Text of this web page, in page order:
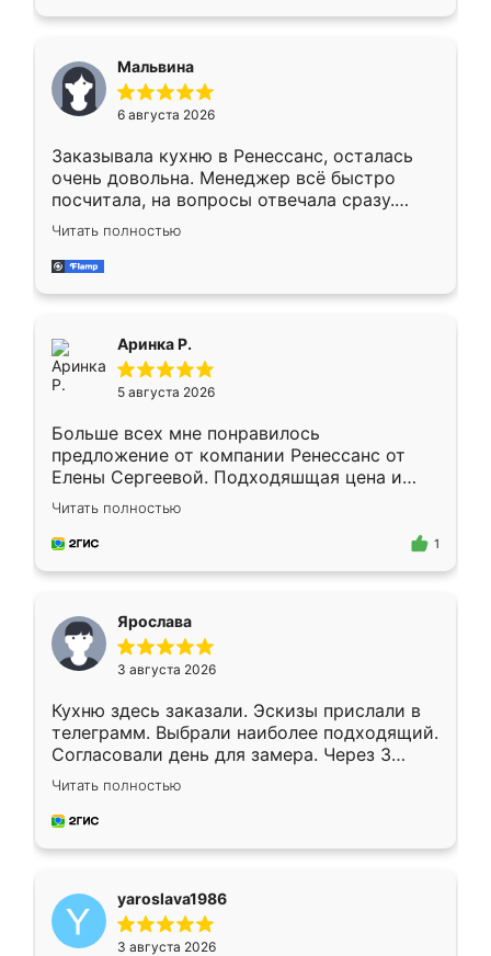
меньше, здесь же он более разнообразный.
Мне нравится ,если что-то потребуется из
мебели буду заказывать только здесь.
Мальвина
6 августа 2026
Заказывала кухню в Ренессанс, осталась
очень довольна. Менеджер всё быстро
посчитала, на вопросы отвечала сразу.
Замерщик приехал в субботу, подошёл к
делу со всей ответственностью. Собрали
за день, ребята работали аккуратно, даже
Читать полностью
Аринка Р.
5 августа 2026
Больше всех мне понравилось
предложение от компании Ренессанс от
Елены Сергеевой. Подходяшщая цена и
короткие сроки изготовления. Приехавший
для замера сотрудник Владислав
предложил по моему эскизу самый
Читать полностью
1
Ярослава
3 августа 2026
Кухню здесь заказали. Эскизы прислали в
телеграмм. Выбрали наиболее подходящий.
Согласовали день для замера. Через 3
недели кухня была уже готова. Остались
довольны работой. Спасибо Ренессанс
мебель за качественную работу!
Читать полностью
yaroslava1986
3 августа 2026